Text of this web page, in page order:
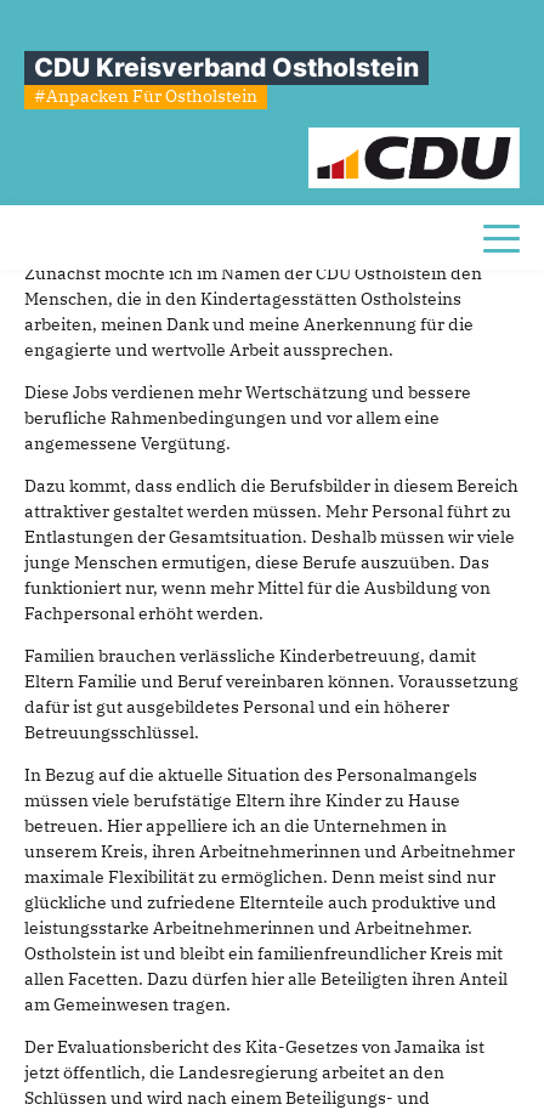
CDU Kreisverband Ostholstein
#Anpacken Für Ostholstein
Sie sind hier
NotstandindenKindergärten
Ostholsteins
Zunächst möchte ich im Namen der CDU Ostholstein den
Menschen, die in den Kindertagesstätten Ostholsteins
arbeiten, meinen Dank und meine Anerkennung für die
engagierte und wertvolle Arbeit aussprechen.
Diese Jobs verdienen mehr Wertschätzung und bessere
berufliche Rahmenbedingungen und vor allem eine
angemessene Vergütung.
Dazu kommt, dass endlich die Berufsbilder in diesem Bereich
attraktiver gestaltet werden müssen. Mehr Personal führt zu
Entlastungen der Gesamtsituation. Deshalb müssen wir viele
junge Menschen ermutigen, diese Berufe auszuüben. Das
funktioniert nur, wenn mehr Mittel für die Ausbildung von
Fachpersonal erhöht werden.
Familien brauchen verlässliche Kinderbetreuung, damit
Eltern Familie und Beruf vereinbaren können. Voraussetzung
dafür ist gut ausgebildetes Personal und ein höherer
Betreuungsschlüssel.
In Bezug auf die aktuelle Situation des Personalmangels
müssen viele berufstätige Eltern ihre Kinder zu Hause
betreuen. Hier appelliere ich an die Unternehmen in
unserem Kreis, ihren Arbeitnehmerinnen und Arbeitnehmer
maximale Flexibilität zu ermöglichen. Denn meist sind nur
glückliche und zufriedene Elternteile auch produktive und
leistungsstarke Arbeitnehmerinnen und Arbeitnehmer.
Ostholstein ist und bleibt ein familienfreundlicher Kreis mit
allen Facetten. Dazu dürfen hier alle Beteiligten ihren Anteil
am Gemeinwesen tragen.
Der Evaluationsbericht des Kita-Gesetzes von Jamaika ist
jetzt öffentlich, die Landesregierung arbeitet an den
Schlüssen und wird nach einem Beteiligungs- und